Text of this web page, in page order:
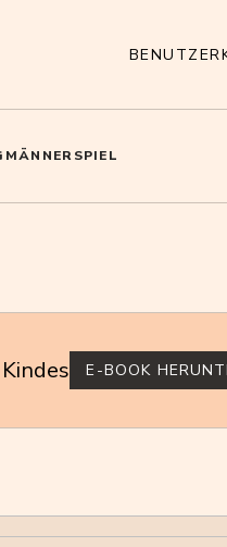
MÄNNERSPIEL
E-BOOK